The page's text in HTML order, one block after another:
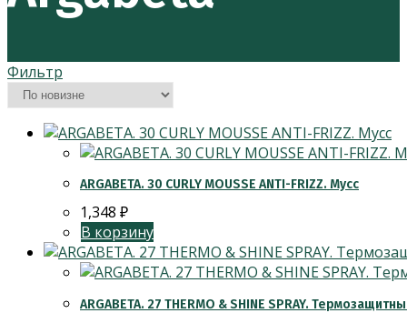
ВЕБ-
САЙТУ
Фильтр
ARGABETA. 30 CURLY MOUSSE ANTI-FRIZZ. Мусс
1,348 ₽
В корзину
ARGABETA. 27 THERMO & SHINE SPRAY.